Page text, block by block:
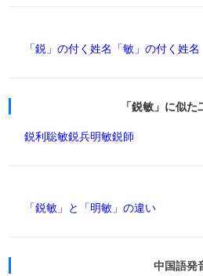
「鋭」の付く姓名 「敏」の付く姓名
「鋭敏」に似た
鋭利聡敏鋭兵明敏鋭師
「鋭敏」と「明敏」の違い
中国語発